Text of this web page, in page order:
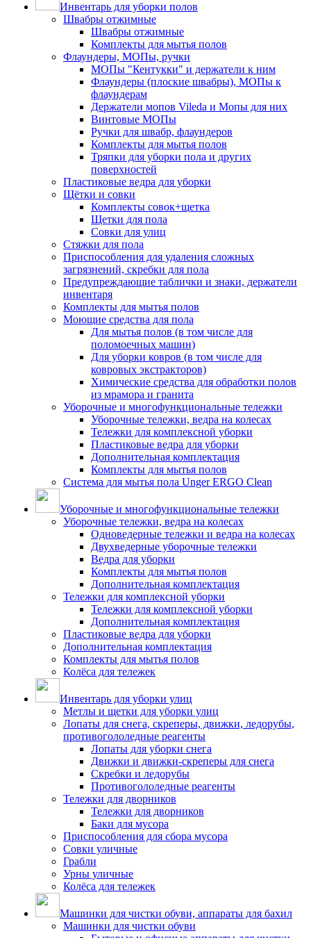
Инвентарь для уборки полов
Швабры отжимные
Швабры отжимные
Комплекты для мытья полов
Флаундеры, МОПы, ручки
МОПы "Кентукки" и держатели к ним
Флаундеры (плоские швабры), МОПы к
флаундерам
Держатели мопов Vileda и Мопы для них
Винтовые МОПы
Ручки для швабр, флаундеров
Комплекты для мытья полов
Тряпки для уборки пола и других
поверхностей
Пластиковые ведра для уборки
Щётки и совки
Комплекты совок+щетка
Щетки для пола
Совки для улиц
Стяжки для пола
Приспособления для удаления сложных
загрязнений, скребки для пола
Предупреждающие таблички и знаки, держатели
инвентаря
Комплекты для мытья полов
Моющие средства для пола
Для мытья полов (в том числе для
поломоечных машин)
Для уборки ковров (в том числе для
ковровых экстракторов)
Химические средства для обработки полов
из мрамора и гранита
Уборочные и многофункциональные тележки
Уборочные тележки, ведра на колесах
Тележки для комплексной уборки
Пластиковые ведра для уборки
Дополнительная комплектация
Комплекты для мытья полов
Система для мытья пола Unger ERGO Clean
Уборочные и многофункциональные тележки
Уборочные тележки, ведра на колесах
Одноведерные тележки и ведра на колесах
Двухведерные уборочные тележки
Ведра для уборки
Комплекты для мытья полов
Дополнительная комплектация
Тележки для комплексной уборки
Тележки для комплексной уборки
Дополнительная комплектация
Пластиковые ведра для уборки
Дополнительная комплектация
Комплекты для мытья полов
Колёса для тележек
Инвентарь для уборки улиц
Метлы и щетки для уборки улиц
Лопаты для снега, скреперы, движки, ледорубы,
противогололедные реагенты
Лопаты для уборки снега
Движки и движки-скреперы для снега
Скребки и ледорубы
Противогололедные реагенты
Тележки для дворников
Тележки для дворников
Баки для мусора
Приспособления для сбора мусора
Совки уличные
Грабли
Урны уличные
Колёса для тележек
Машинки для чистки обуви, аппараты для бахил
Машинки для чистки обуви